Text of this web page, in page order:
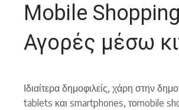
Mobile
Αγορές μέσω
Ιδιαίτερα δημοφιλείς, χάρη στην
tablets και smartphones, τοmobile